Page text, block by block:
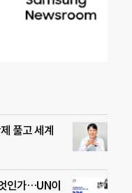
풀고 세계
인가…UN이